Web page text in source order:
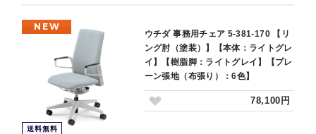
NEW
送料無料
ウチダ 事務用チェア 5-381-170 【リ
ング肘（塗装）】【本体：ライトグレ
イ】【樹脂脚：ライトグレイ】【プレ
ーン張地（布張り）：6色】
78,100円